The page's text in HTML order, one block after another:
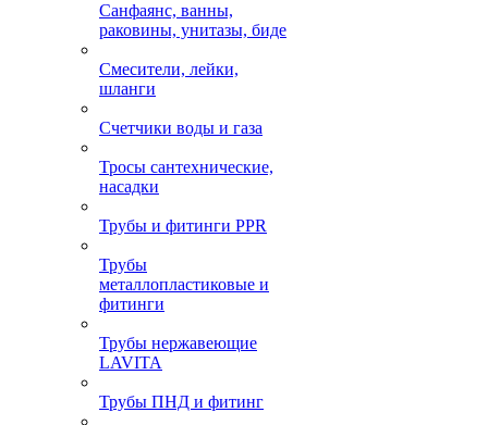
Санфаянс, ванны,
раковины, унитазы, биде
Смесители, лейки,
шланги
Счетчики воды и газа
Тросы сантехнические,
насадки
Трубы и фитинги PPR
Трубы
металлопластиковые и
фитинги
Трубы нержавеющие
LAVITA
Трубы ПНД и фитинг